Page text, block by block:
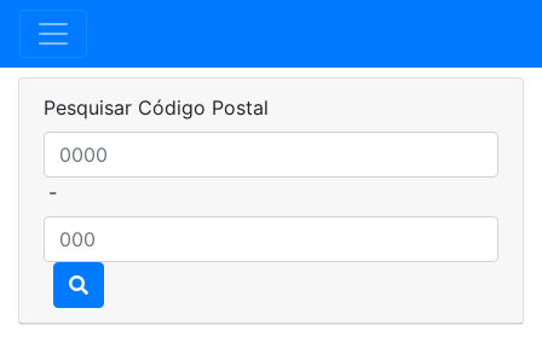
Pesquisar Código Postal
-